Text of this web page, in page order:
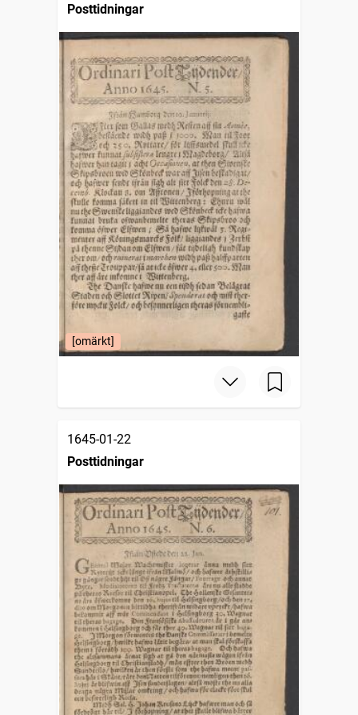
Posttidningar
[omärkt]
1645-01-22
Posttidningar